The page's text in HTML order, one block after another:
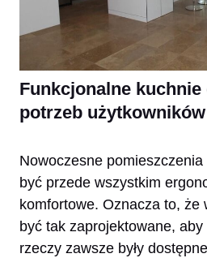
Funkcjonalne
potrzeb użytkowników
Nowoczesne
być przede wszystkim
komfortowe. Oznacza to, że
być tak zaprojektowane,
rzeczy zawsze były